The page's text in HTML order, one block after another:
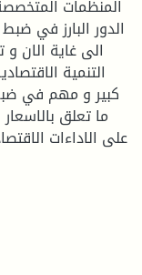
المنظمات
الدور البارز في
الى غاية الان
التنمية
كبير و مهم في
ما تعلق
على الاداءات